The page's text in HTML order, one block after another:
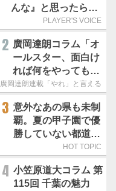
んな』と思ったら坂
本勇人が来た！」／
PLAYER'S VOICE
2 廣岡達朗コラム「オ
ールスター、面白け
れば何をやってもい
いという発想は大間
廣岡達朗連載「やれ」と言える信念
3 意外なあの県も未制
覇。夏の甲子園で優
勝していない都道府
HOT TOPIC
4 小笠原道大コラム 第
115回 千葉の魅力